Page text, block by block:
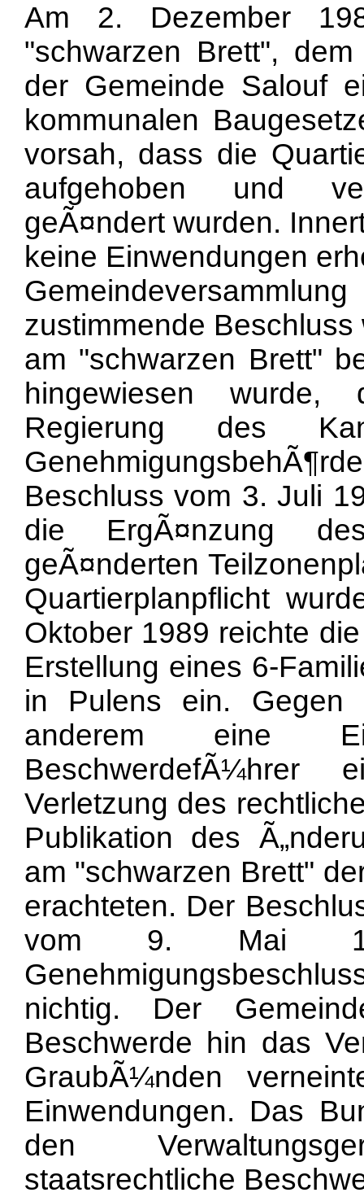
Am 2. Dezember
"schwarzen Brett",
der Gemeinde Salouf
kommunalen
vorsah, dass die
aufgehoben und
geÃ¤ndert wurden.
keine Einwendungen
zustimmende
am "schwarzen Brett"
hingewiesen
Regierung des
Beschluss vom 3. Juli
die ErgÃ¤nzung
geÃ¤nderten
Quartierplanpflicht
Oktober 1989 reichte
Erstellung eines 6-
in
Pulens ein. Gegen
anderem eine
Verletzung des
Publikation des
am "schwarzen Brett"
erachteten. Der
vom 9. Mai
nichtig. Der
Beschwerde hin das
GraubÃ¼nden
Einwendungen. Das
den
staatsrechtliche